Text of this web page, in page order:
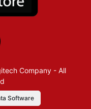
Company- All
Software